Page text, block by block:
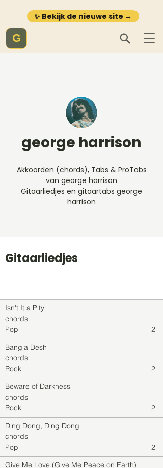
✨ Bekijk de nieuwe site →
G
george harrison
Akkoorden (chords), Tabs & ProTabs
van george harrison
Gitaarliedjes en gitaartabs george
harrison
Gitaarliedjes
Isn't It a Pity
chords
Pop
2
Bangla Desh
chords
Rock
2
Beware of Darkness
chords
Rock
2
Ding Dong, Ding Dong
chords
Pop
2
Give Me Love (Give Me Peace on Earth)